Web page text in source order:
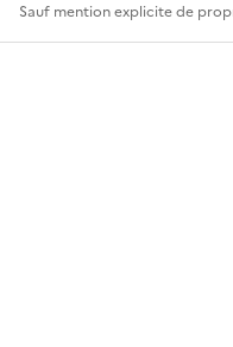
Sauf mention explicite de